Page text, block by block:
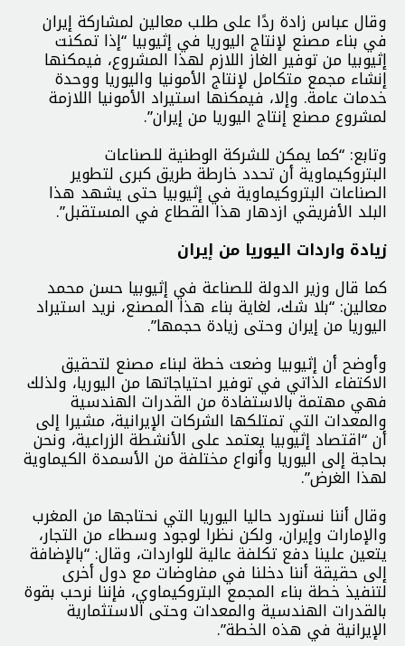
وقال عباس زادة ردًا على طلب معالين لمشاركة إيران
في بناء مصنع لإنتاج اليوريا في إثيوبيا “إذا تمكنت
إثيوبيا من توفير الغاز اللازم لهذا المشروع، فيمكنها
إنشاء مجمع متكامل لإنتاج الأمونيا واليوريا ووحدة
خدمات عامة. وإلا، فيمكنها استيراد الأمونيا اللازمة
لمشروع مصنع إنتاج اليوريا من إيران”.
وتابع: “كما يمكن للشركة الوطنية للصناعات
البتروكيماوية أن تحدد خارطة طريق كبرى لتطوير
الصناعات البتروكيماوية في إثيوبيا حتى يشهد هذا
البلد الأفريقي ازدهار هذا القطاع في المستقبل”.
زيادة واردات اليوريا من إيران
كما قال وزير الدولة للصناعة في إثيوبيا حسن محمد
معالين: “بلا شك، لغاية بناء هذا المصنع، نريد استيراد
اليوريا من إيران وحتى زيادة حجمها”.
وأوضح أن إثيوبيا وضعت خطة لبناء مصنع لتحقيق
الاكتفاء الذاتي في توفير احتياجاتها من اليوريا، ولذلك
فهي مهتمة بالاستفادة من القدرات الهندسية
والمعدات التي تمتلكها الشركات الإيرانية، مشيرا إلى
أن “اقتصاد إثيوبيا يعتمد على الأنشطة الزراعية، ونحن
بحاجة إلى اليوريا وأنواع مختلفة من الأسمدة الكيماوية
لهذا الغرض”.
وقال أننا نستورد حاليا اليوريا التي نحتاجها من المغرب
والإمارات وإيران، ولكن نظرا لوجود وسطاء من التجار،
يتعين علينا دفع تكلفة عالية للواردات، وقال: “بالإضافة
إلى حقيقة أننا دخلنا في مفاوضات مع دول أخرى
لتنفيذ خطة بناء المجمع البتروكيماوي، فإننا نرحب بقوة
بالقدرات الهندسية والمعدات وحتى الاستثمارية
الإيرانية في هذه الخطة”.